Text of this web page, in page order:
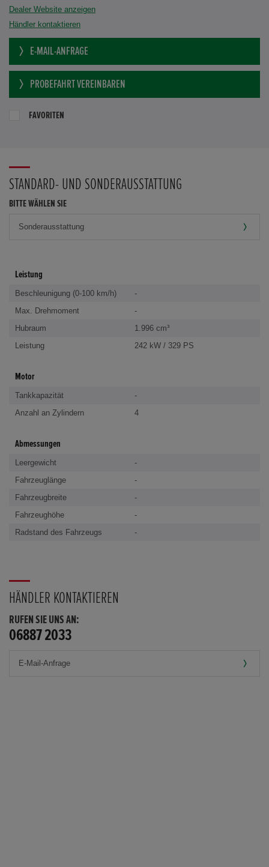
Dealer Website anzeigen
Händler kontaktieren
E-MAIL-ANFRAGE
PROBEFAHRT VEREINBAREN
FAVORITEN
STANDARD- UND SONDERAUSSTATTUNG
BITTE WÄHLEN SIE
Leistung
Beschleunigung (0-100 km/h)
-
Max. Drehmoment
-
Hubraum
1.996 cm³
Leistung
242 kW / 329 PS
Motor
Tankkapazität
-
Anzahl an Zylindern
4
Abmessungen
Leergewicht
-
Fahrzeuglänge
-
Fahrzeugbreite
-
Fahrzeughöhe
-
Radstand des Fahrzeugs
-
HÄNDLER KONTAKTIEREN
RUFEN SIE UNS AN:
06887 2033